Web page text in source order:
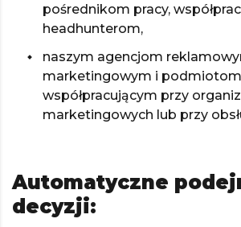
pośrednikom pracy,
headhunterom,
naszym agencjom
marketingowym i podmiotom
współpracującym przy
marketingowych lub przy
Automatyczne
decyzji: